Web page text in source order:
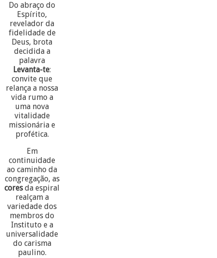
Do abraço do
Espírito,
revelador da
fidelidade de
Deus, brota
decidida a
palavra
Levanta-te:
convite que
relança a nossa
vida rumo a
uma nova
vitalidade
missionária e
profética.
Em
continuidade
ao caminho da
congregação, as
coresda espiral
realçam a
variedade dos
membros do
Instituto e a
universalidade
do carisma
paulino.